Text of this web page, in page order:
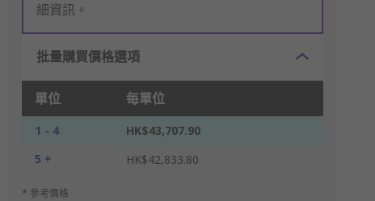
細資訊。
批量購買價格選項
單位 每單位
1 - 4
HK$43,707.90
5 +
HK$42,833.80
* 參考價格